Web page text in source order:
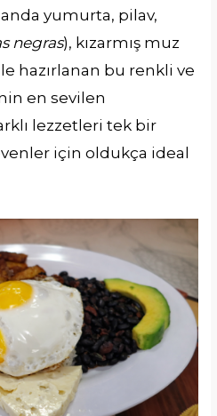
yumurta, pilav,
negras), kızarmış muz
hazırlanan bu renkli ve
en sevilen
lezzetleri tek bir
için oldukça ideal